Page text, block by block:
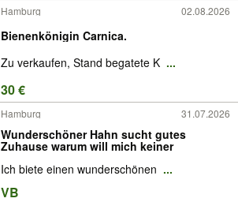
Hamburg 02.08.2026
Bienenkönigin Carnica.
Zu verkaufen, Stand begatete K ...
30 €
Hamburg 31.07.2026
Wunderschöner Hahn sucht gutes
Zuhause warum will mich keiner
Ich biete einen wunderschönen ...
VB